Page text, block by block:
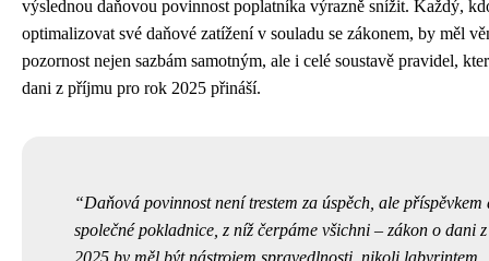
výslednou daňovou povinnost poplatníka výrazně snížit. Každý,
optimalizovat své daňové zatížení v souladu se zákonem, by měl
pozornost nejen sazbám samotným, ale i celé soustavě pravidel,
dani z příjmu pro rok 2025 přináší.
Daňová povinnost není trestem za úspěch, ale příspěvkem
společné pokladnice, z níž čerpáme všichni – zákon o dani
2025 by měl být nástrojem spravedlnosti, nikoli labyrintem